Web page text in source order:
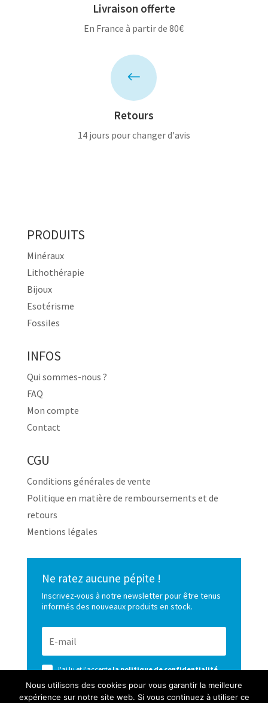
Livraison offerte
En France à partir de 80€
#
Retours
14 jours pour changer d'avis
PRODUITS
Minéraux
Lithothérapie
Bijoux
Esotérisme
Fossiles
INFOS
Qui sommes-nous ?
FAQ
Mon compte
Contact
CGU
Conditions générales de vente
Politique en matière de remboursements et de
retours
Mentions légales
Ne ratez aucune pépite !
Inscrivez-vous à notre newsletter pour être tenus
informés des nouveaux produits en stock.
J'ai lu et j'acceptela politique de confidentialité
de ce site
Nous utilisons des cookies pour vous garantir la meilleure
expérience sur notre site web. Si vous continuez à utiliser ce